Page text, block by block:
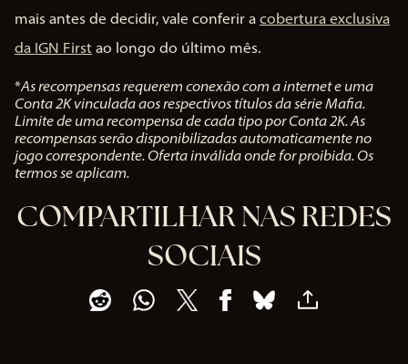
mais antes de decidir, vale conferir a cobertura exclusiva
da IGN First ao longo do último mês.
*As recompensas requerem conexão com a internet e uma
Conta 2K vinculada aos respectivos títulos da série Mafia.
Limite de uma recompensa de cada tipo por Conta 2K. As
recompensas serão disponibilizadas automaticamente no
jogo correspondente. Oferta inválida onde for proibida. Os
termos se aplicam.
COMPARTILHAR NAS REDES
SOCIAIS